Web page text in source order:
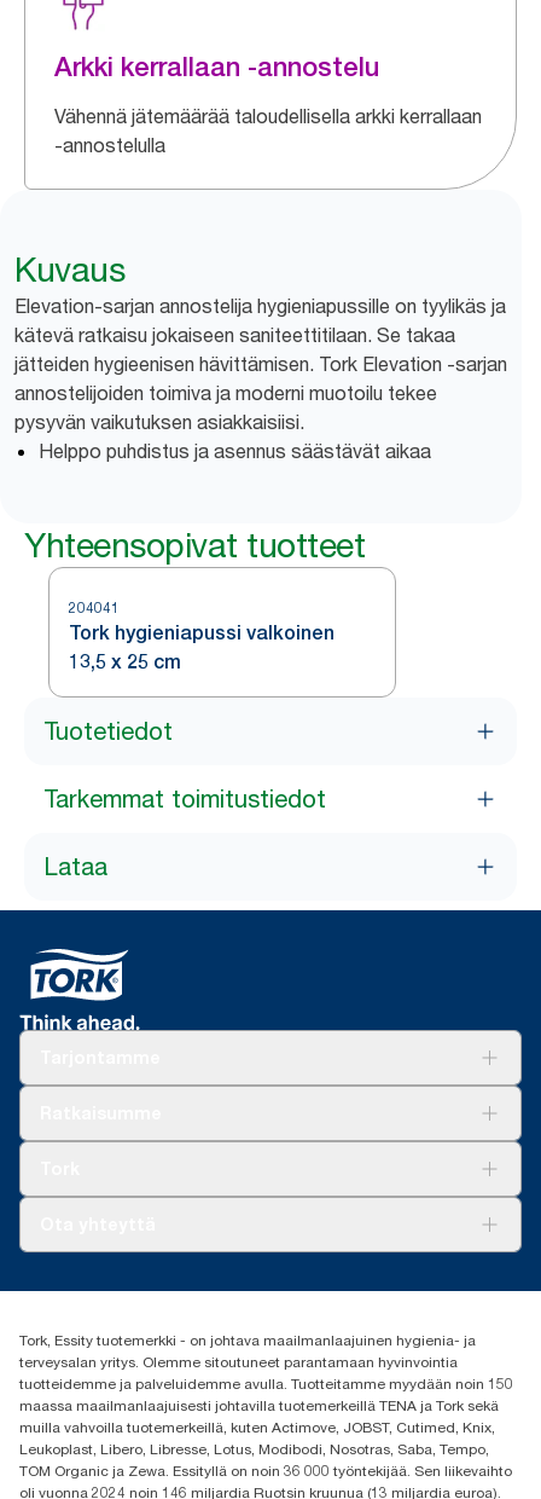
Arkki kerrallaan -annostelu
Vähennä jätemäärää taloudellisella arkki kerrallaan
-annostelulla
Kuvaus
Elevation-sarjan annostelija hygieniapussille on tyylikäs ja
kätevä ratkaisu jokaiseen saniteettitilaan. Se takaa
jätteiden hygieenisen hävittämisen. Tork Elevation -sarjan
annostelijoiden toimiva ja moderni muotoilu tekee
pysyvän vaikutuksen asiakkaisiisi.
Helppo puhdistus ja asennus säästävät aikaa
Yhteensopivat tuotteet
204041
Tork hygieniapussi valkoinen
13,5 x 25 cm
Tuotetiedot
Tarkemmat toimitustiedot
Lataa
(+358) 9 5068 8222
Oy Essity Finland Ab
Revontulenkuja 1
02100 Espoo
Tork, Essity tuotemerkki - on johtava maailmanlaajuinen hygienia- ja
terveysalan yritys. Olemme sitoutuneet parantamaan hyvinvointia
tuotteidemme ja palveluidemme avulla. Tuotteitamme myydään noin 150
maassa maailmanlaajuisesti johtavilla tuotemerkeillä TENA ja Tork sekä
muilla vahvoilla tuotemerkeillä, kuten Actimove, JOBST, Cutimed, Knix,
Leukoplast, Libero, Libresse, Lotus, Modibodi, Nosotras, Saba, Tempo,
TOM Organic ja Zewa. Essityllä on noin 36 000 työntekijää. Sen liikevaihto
oli vuonna 2024 noin 146 miljardia Ruotsin kruunua (13 miljardia euroa).